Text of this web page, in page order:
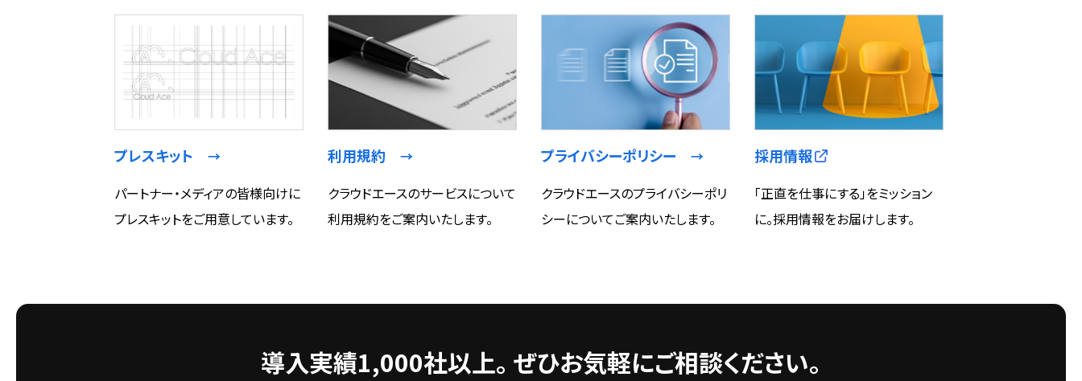
プレスキット →
パートナー・メディアの皆様向けに
プレスキットをご用意しています。
利用規約 →
クラウドエースのサービスについて
利用規約をご案内いたします。
プライバシーポリシー →
クラウドエースのプライバシーポリ
シーについてご案内いたします。
採用情報
「正直を仕事にする」をミッション
に。採用情報をお届けします。
導入実績1,000社以上。 ぜひお気軽にご相談ください。